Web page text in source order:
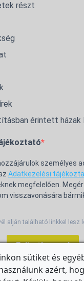
részt
érintett házak
személyes
Adatkezelési
megfelelően.
visszavonására
alján található linkkel lesz
Feliratkozom!
sütiket és
azért,